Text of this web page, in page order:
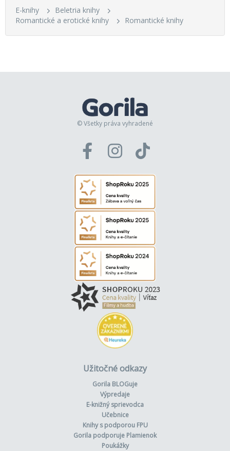
E-knihy
Beletria knihy
Romantické a erotické knihy
Romantické knihy
© Všetky práva vyhradené
Užitočné odkazy
Gorila BLOGuje
Výpredaje
E-knižný sprievodca
Učebnice
Knihy s podporou FPU
Gorila podporuje Plamienok
Poukážky